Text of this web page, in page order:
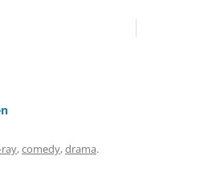
,comedy,drama.